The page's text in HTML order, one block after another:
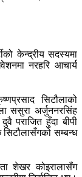
केन्द्रीय सदस्यमा
नरहरि आचार्य
सिटौलाको
ससुरा अर्जुननरसिंह
पराजित हुँदा बीपी
सिटौलासँगको सम्बन्ध
शेखर कोइरालासँग